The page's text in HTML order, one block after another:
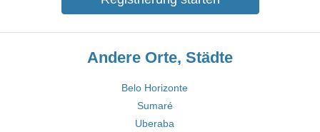
Andere Orte, Städte
Belo Horizonte
Sumaré
Uberaba